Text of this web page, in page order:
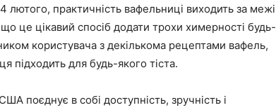
практичність вафельниці виходить за межі
це цікавий спосіб додати трохи химерності будь-
користувача з декількома рецептами вафель,
підходить для будь-якого тіста.
поєднує в собі доступність, зручність і